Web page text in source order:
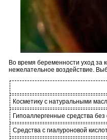
Во время беременности уход за
нежелательное воздействие.
Косметику с натуральными
Гипоаллергенные средства без
Средства с гиалуроновой